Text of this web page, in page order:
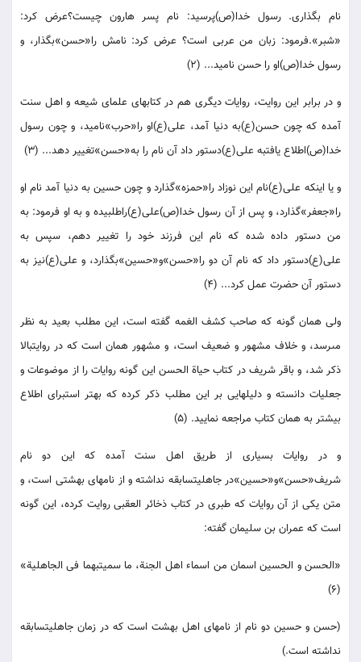
نام بگذارى. رسول خدا(ص)پرسيد: نام پسر هارون چيست؟عرض كرد:
«شبر».فرمود: زبان من عربى است؟ عرض كرد: نامش را«حسن‏»بگذار، و
رسول خدا(ص)او را حسن ناميد... (2)
و در برابر اين روايت، روايات ديگرى هم در كتابهاى علماى شيعه و اهل سنت
آمده كه چون حسن(ع)به دنيا آمد، على(ع)او را«حرب‏»ناميد، و چون رسول
خدا(ص)اطلاع يافت‏به على(ع)دستور داد آن نام را به‏«حسن‏»تغيير دهد... (3)
و يا اينكه على(ع)نام اين نوزاد را«حمزه‏»گذارد و چون حسين به دنيا آمد نام او
را«جعفر»گذارد، و پس از آن رسول خدا(ص)على(ع)راطلبيده و به او فرمود: به
من دستور داده شده كه نام اين فرزند خود را تغيير دهم، سپس به
على(ع)دستور داد كه نام آن دو را«حسن‏»و«حسين‏»بگذارد، و على(ع)نيز به
دستور آن حضرت عمل كرد... (4)
ولى همان گونه كه صاحب كشف الغمه گفته است، اين مطلب بعيد به نظر
مى‏رسد، و خلاف مشهور و ضعيف است، و مشهور همان است كه در روايت‏بالا
ذكر شد، و باقر شريف در كتاب حياة الحسن اين گونه روايات را از موضوعات و
جعليات دانسته و دليلهايى بر اين مطلب ذكر كرده كه بهتر است‏براى اطلاع
بيشتر به همان كتاب مراجعه نماييد. (5)
و در روايات بسيارى از طريق اهل سنت آمده كه اين دو نام
شريف‏«حسن‏»و«حسين‏»در جاهليت‏سابقه نداشته و از نامهاى بهشتى است، و
متن يكى از آن روايات كه طبرى در كتاب ذخائر العقبى روايت كرده، اين گونه
است كه عمران بن سليمان گفته:
«الحسن و الحسين اسمان من اسماء اهل الجنة، ما سميت‏بهما فى الجاهلية‏»
(6)
(حسن و حسين دو نام از نامهاى اهل بهشت است كه در زمان جاهليت‏سابقه
نداشته است.)